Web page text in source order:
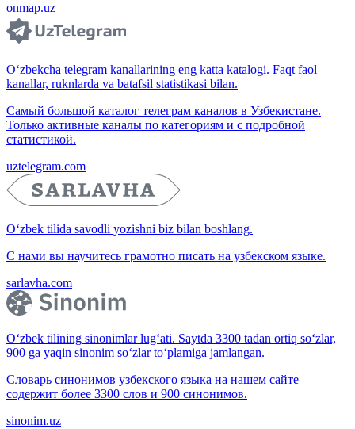
onmap.uz
O‘zbekcha telegram kanallarining eng katta katalogi. Faqt faol
kanallar, ruknlarda va batafsil statistikasi bilan.
Самый большой каталог телеграм каналов в Узбекистане.
Только активные каналы по категориям и с подробной
статистикой.
uztelegram.com
O‘zbek tilida savodli yozishni biz bilan boshlang.
С нами вы научитесь грамотно писать на узбекском языке.
sarlavha.com
O‘zbek tilining sinonimlar lug‘ati. Saytda 3300 tadan ortiq so‘zlar,
900 ga yaqin sinonim so‘zlar to‘plamiga jamlangan.
Словарь синонимов узбекского языка на нашем сайте
содержит более 3300 слов и 900 синонимов.
sinonim.uz